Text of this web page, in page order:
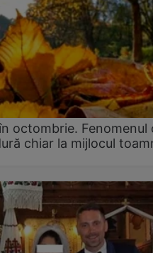
octombrie. Fenomenul
chiar la mijlocul